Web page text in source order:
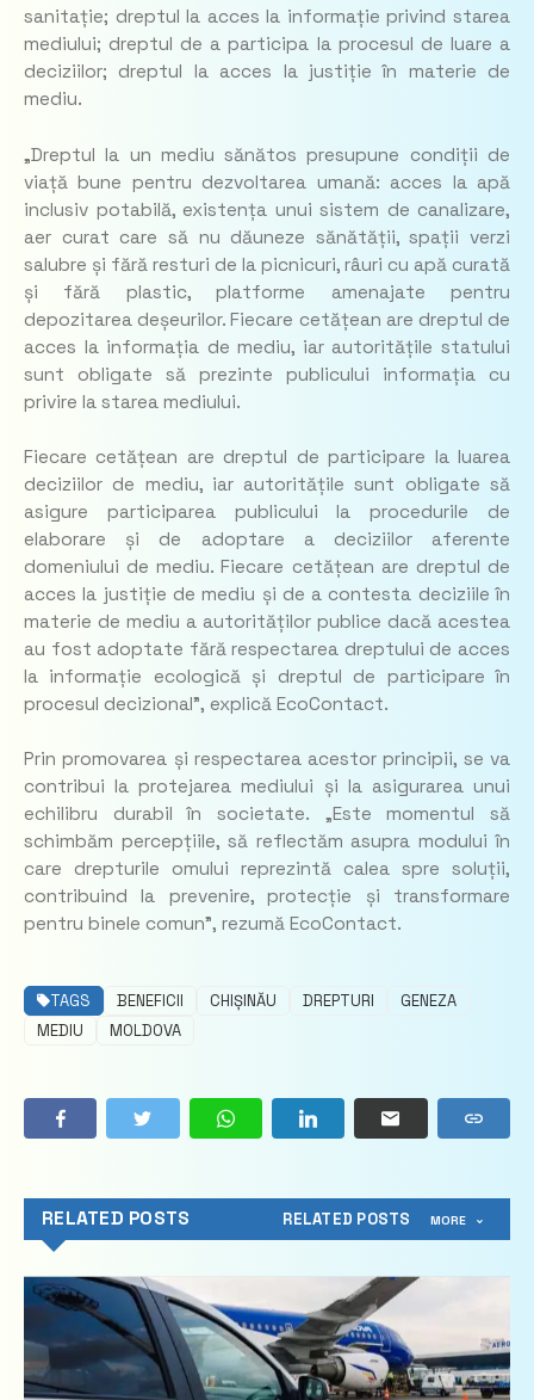
sanitație; dreptul la acces la informație privind starea
mediului; dreptul de a participa la procesul de luare a
deciziilor; dreptul la acces la justiție în materie de
mediu.
„Dreptul la un mediu sănătos presupune condiții de
viață bune pentru dezvoltarea umană: acces la apă
inclusiv potabilă, existența unui sistem de canalizare,
aer curat care să nu dăuneze sănătății, spații verzi
salubre și fără resturi de la picnicuri, râuri cu apă curată
și fără plastic, platforme amenajate pentru
depozitarea deșeurilor. Fiecare cetățean are dreptul de
acces la informația de mediu, iar autoritățile statului
sunt obligate să prezinte publicului informația cu
privire la starea mediului.
Fiecare cetățean are dreptul de participare la luarea
deciziilor de mediu, iar autoritățile sunt obligate să
asigure participarea publicului la procedurile de
elaborare și de adoptare a deciziilor aferente
domeniului de mediu. Fiecare cetățean are dreptul de
acces la justiție de mediu și de a contesta deciziile în
materie de mediu a autorităților publice dacă acestea
au fost adoptate fără respectarea dreptului de acces
la informație ecologică și dreptul de participare în
procesul decizional”, explică EcoContact.
Prin promovarea și respectarea acestor principii, se va
contribui la protejarea mediului și la asigurarea unui
echilibru durabil în societate. „Este momentul să
schimbăm percepțiile, să reflectăm asupra modului în
care drepturile omului reprezintă calea spre soluții,
contribuind la prevenire, protecție și transformare
pentru binele comun”, rezumă EcoContact.
TAGS BENEFICII CHIȘINĂU DREPTURI
GENEZA
MEDIU
MOLDOVA
RELATED POSTS RELATED POSTS MORE